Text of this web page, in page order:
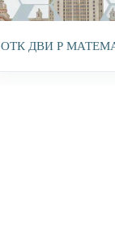
ОТК ДВИ Р
ОТК ДВИ Р